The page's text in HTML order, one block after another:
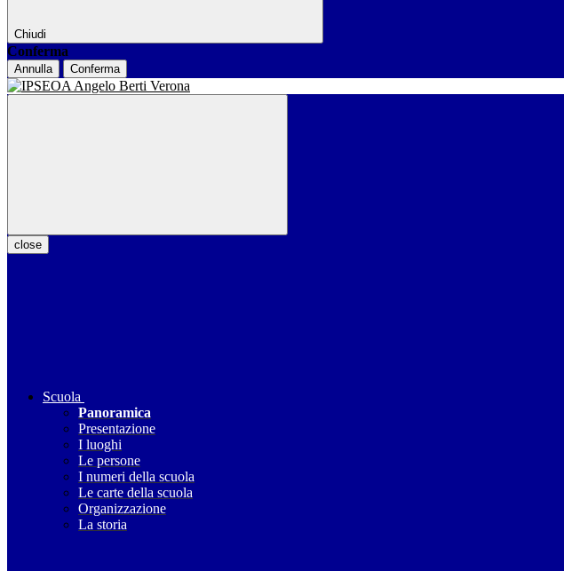
Chiudi
Conferma
Annulla Conferma
close
Scuola
Panoramica
Presentazione
I luoghi
Le persone
I numeri della scuola
Le carte della scuola
Organizzazione
La storia